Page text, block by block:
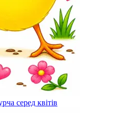
серед квітів